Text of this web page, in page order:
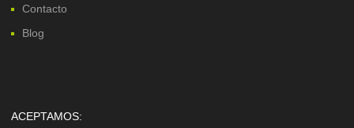
Contacto
Blog
ACEPTAMOS: